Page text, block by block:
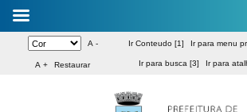
A -
A + Restaurar
Ir Conteudo [1] Ir para menu
Ir para busca [3] Ir para